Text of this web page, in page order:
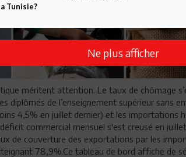
méritent attention. Le taux de chômage
diplômés de l’enseignement supérieur sans
4,5% en juillet dernier) et les importations
commercial mensuel s'est creusé en
de couverture des exportations par les
78,9%.Ce tableau de bord affiche de
Tunisie?
Ne plus afficher